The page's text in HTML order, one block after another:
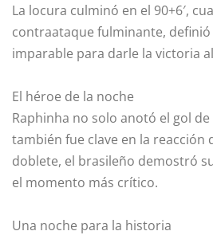
La locura culminó en el 90+6′,
contraataque fulminante,
imparable para darle la victoria
El héroe de la noche
Raphinha no solo anotó el gol
también fue clave en la reacción
doblete, el brasileño demostró
el momento más crítico.
Una noche para la historia